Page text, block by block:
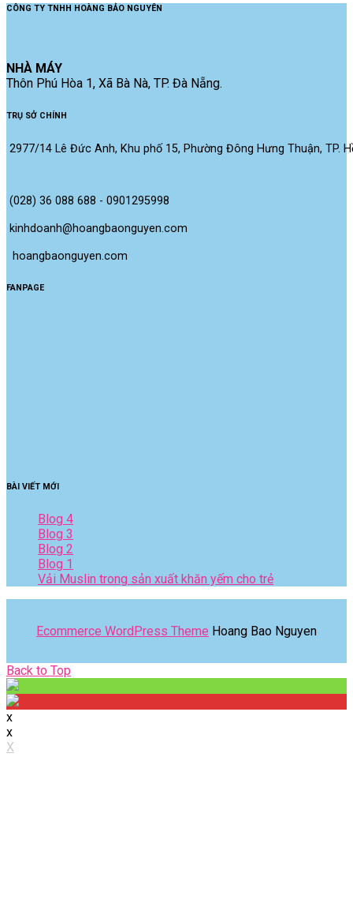
CÔNG TY TNHH HOÀNG BẢO NGUYÊN
NHÀ MÁY
Thôn Phú Hòa 1, Xã Bà Nà, TP. Đà Nẵng.
TRỤ SỞ CHÍNH
2977/14 Lê Đức Anh, Khu phố 15, Phường Đông Hưng Thuận, TP.
(028) 36 088 688 - 0901295998
kinhdoanh@hoangbaonguyen.com
hoangbaonguyen.com
FANPAGE
BÀI VIẾT MỚI
Blog 4
Blog 3
Blog 2
Blog 1
Vải Muslin trong sản xuất khăn yếm cho trẻ
Ecommerce WordPress Theme Hoang Bao Nguyen
Back to Top
x
x
X